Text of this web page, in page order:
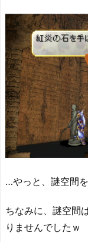
…やっと、謎空間
ちなみに、謎空間
りませんでしたｗ